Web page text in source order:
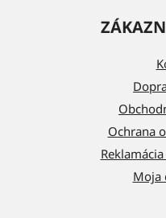
Ochrana
Moja